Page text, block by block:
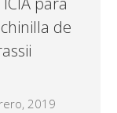
de
2019